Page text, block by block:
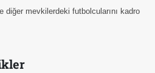
diğer mevkilerdeki futbolcularını kadro